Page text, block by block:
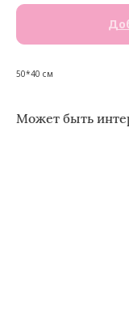
50*40 см
Может быть